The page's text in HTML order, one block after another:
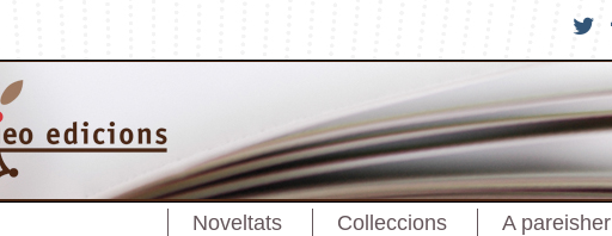
Noveltats Colleccions A pareisher